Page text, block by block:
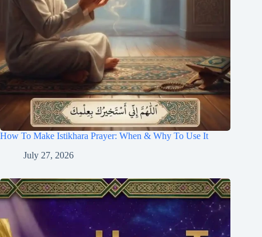
How To Make Istikhara Prayer: When & Why To Use It
July 27, 2026